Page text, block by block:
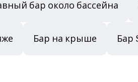
бар около бассейна
Бар на крыше Бар